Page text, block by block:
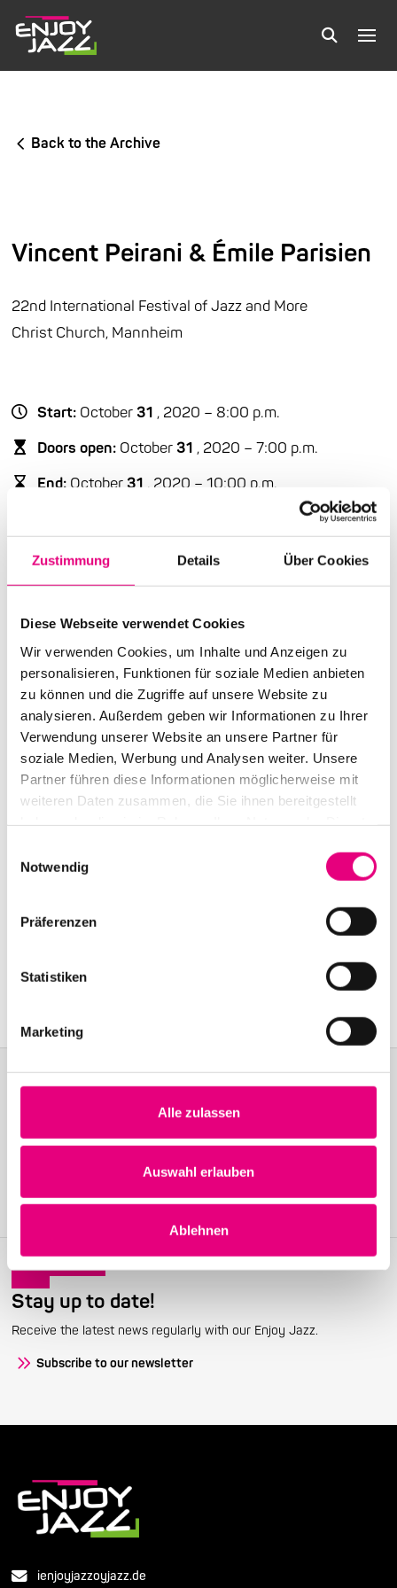
Zustimmung Details Über Cookies
Diese Webseite verwendet Cookies
Wir verwenden Cookies, um Inhalte und Anzeigen zu
personalisieren, Funktionen für soziale Medien anbieten
zu können und die Zugriffe auf unsere Website zu
analysieren. Außerdem geben wir Informationen zu Ihrer
Verwendung unserer Website an unsere Partner für
soziale Medien, Werbung und Analysen weiter. Unsere
Partner führen diese Informationen möglicherweise mit
weiteren Daten zusammen, die Sie ihnen bereitgestellt
Notwendig
Präferenzen
Statistiken
Marketing
Alle zulassen
Auswahl erlauben
Ablehnen
Back to the Archive
Vincent Peirani & Émile Parisien
22nd International Festival of Jazz and More
Christ Church, Mannheim
Start: October 31 , 2020 – 8:00 p.m.
Doors open: October 31 , 2020 – 7:00 p.m.
End: October31 , 2020 – 10:00 p.m.
Vincent Peirani: Accordion
Émile Parisien: Soprano saxophone
Box office:
€34
Nationality: France
Christuskirche Mannheim: Werderpl. 17, Mannheim
Event Series: VincentPeirani & Émile Parisien
Become a friend!
Become a member
Stay up to date!
Receive the latest news regularly with our Enjoy Jazz.
Subscribe to our newsletter
ienjoyjazzoyjazz.de